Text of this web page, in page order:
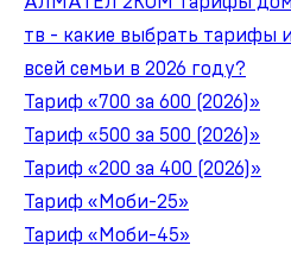
тв - какие выбрать тарифы
всей семьи в 2026 году?
Тариф «700 за 600 (2026)»
Тариф «500 за 500 (2026)»
Тариф «200 за 400 (2026)»
Тариф «Моби-25»
Тариф «Моби-45»